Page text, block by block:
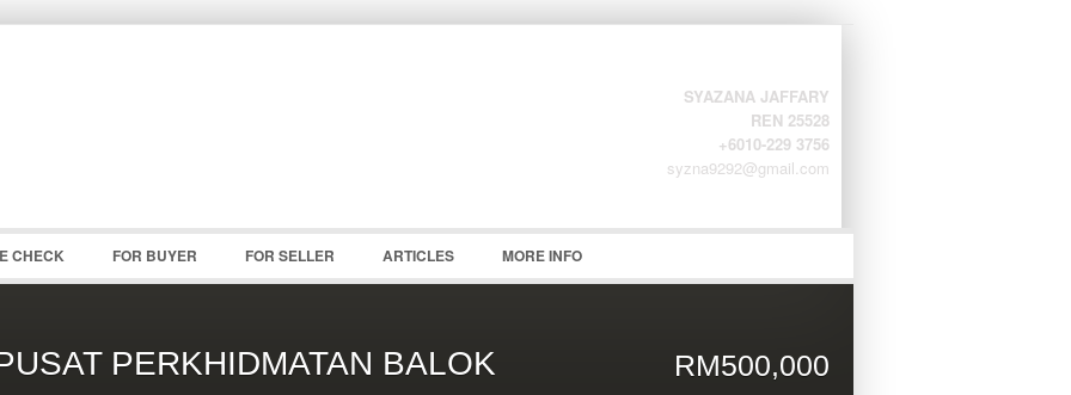
SYAZANA JAFFARY
REN 25528
+6010-229 3756
syzna9292@gmail.com
CHECK FOR BUYER FOR SELLER ARTICLES MORE INFO
PERKHIDMATAN BALOK RM500,000